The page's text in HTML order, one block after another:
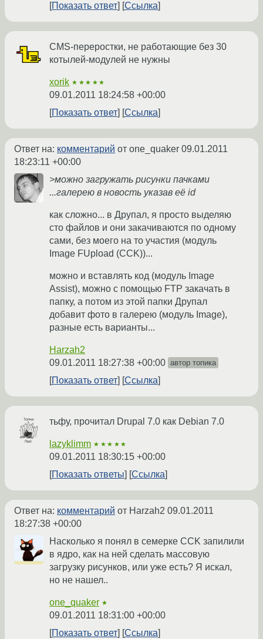
Показать ответ
Ссылка
CMS-переростки, не работающие без 30
котылей-модулей не нужны
xorik ★★★★★
09.01.2011 18:24:58 +00:00
Показать ответ
Ссылка
Ответ на: комментарий от one_quaker 09.01.2011
18:23:11 +00:00
>можно загружать рисунки пачками
...галерею в новость указав её id
как сложно... в Друпал, я просто выделяю
сто файлов и они закачиваются по одному
сами, без моего на то участия (модуль
Image FUpload (CCK))...
можно и вставлять код (модуль Image
Assist), можно с помощью FTP закачать в
папку, а потом из этой папки Друпал
добавит фото в галерею (модуль Image),
разные есть варианты...
Harzah2
09.01.2011 18:27:38 +00:00 автор топика
Показать ответ Ссылка
тьфу, прочитал Drupal 7.0 как Debian 7.0
lazyklimm ★★★★★
09.01.2011 18:30:15 +00:00
Показать ответы
Ссылка
Ответ на: комментарий от Harzah2 09.01.2011
18:27:38 +00:00
Насколько я понял в семерке CCK запилили
в ядро, как на ней сделать массовую
загрузку рисунков, или уже есть? Я искал,
но не нашел..
one_quaker ★
09.01.2011 18:31:00 +00:00
Показать ответ
Ссылка